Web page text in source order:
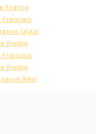
France
Francais
Légal
Fiable
Francais
Fiable
Réel